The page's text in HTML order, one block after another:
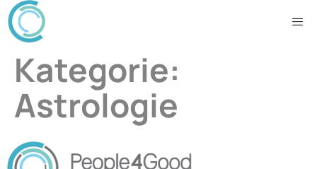
Kategorie:
Astrologie